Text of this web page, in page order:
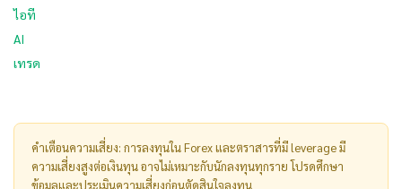
ไอที
AI
เทรด
คำเตือนความเสี่ยง: การลงทุนใน Forex และตราสารที่มี leverage มี
ความเสี่ยงสูงต่อเงินทุน อาจไม่เหมาะกับนักลงทุนทุกราย โปรดศึกษา
ข้อมูลและประเมินความเสี่ยงก่อนตัดสินใจลงทุน